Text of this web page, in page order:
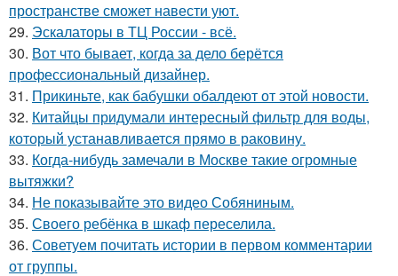
пространстве сможет навести уют.
29. Эскалаторы в ТЦ России - всё.
30. Вот что бывает, когда за дело берётся
профессиональный дизайнер.
31. Прикиньте, как бабушки обалдеют от этой новости.
32. Китайцы придумали интересный фильтр для воды,
который устанавливается прямо в раковину.
33. Когда-нибудь замечали в Москве такие огромные
вытяжки?
34. Не показывайте это видео Собяниным.
35. Своего ребёнка в шкаф переселила.
36. Советуем почитать истории в первом комментарии
от группы.